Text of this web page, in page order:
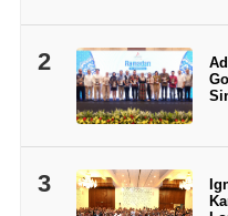
2
3